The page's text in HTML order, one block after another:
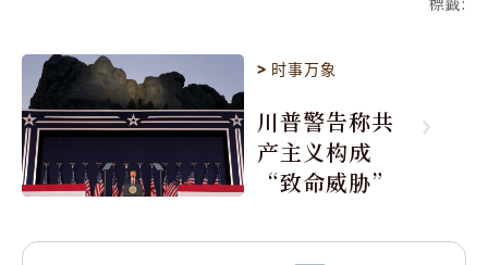
> 时事万象
川普警告称共
产主义构成
“致命威胁”